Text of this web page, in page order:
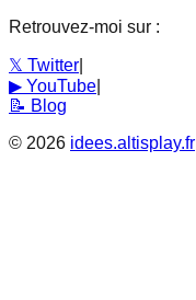
Retrouvez-moi sur :
𝕏 Twitter
▶ YouTube
📝 Blog
© 2026 idees.altisplay.fr